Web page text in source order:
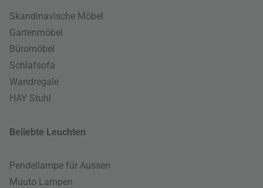
Skandinavische Möbel
Gartenmöbel
Büromöbel
Schlafsofa
Wandregale
HAY Stuhl
Beliebte Leuchten
Pendellampe für Aussen
Muuto Lampen